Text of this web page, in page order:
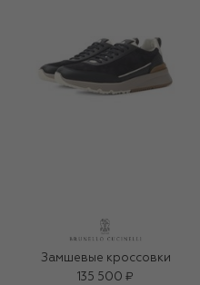
Замшевые кроссовки
135 500 ₽